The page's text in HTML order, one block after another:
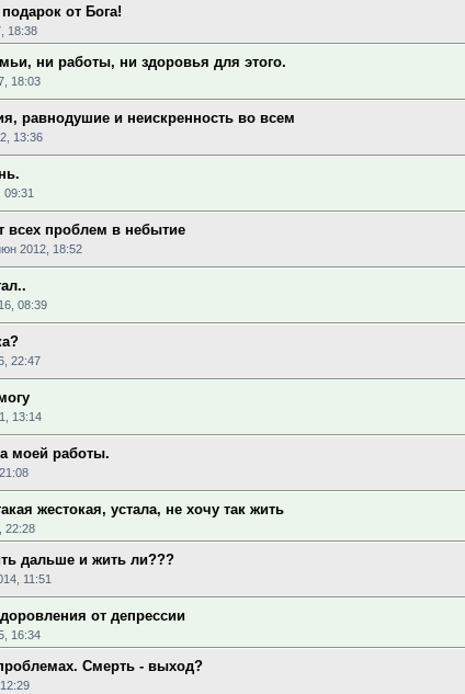
от Бога!
18:38
ни работы, ни здоровья для этого.
18:03
равнодушие и неискренность во всем
13:36
09:31
всех проблем в небытие
2012, 18:52
08:39
22:47
13:14
моей работы.
жестокая, устала, не хочу так жить
22:28
дальше и жить ли???
11:51
от депрессии
16:34
Смерть - выход?